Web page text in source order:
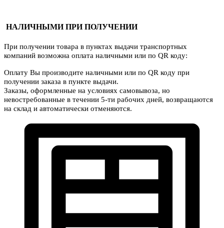
НАЛИЧНЫМИ ПРИ ПОЛУЧЕНИИ
При получении товара в пунктах выдачи транспортных
компаний возможна оплата наличными или по QR коду:
Оплату Вы производите наличными или по QR коду при
получении заказа в пункте выдачи.
Заказы, оформленные на условиях самовывоза, но
невостребованные в течении 5-ти рабочих дней, возвращаются
на склад и автоматически отменяются.